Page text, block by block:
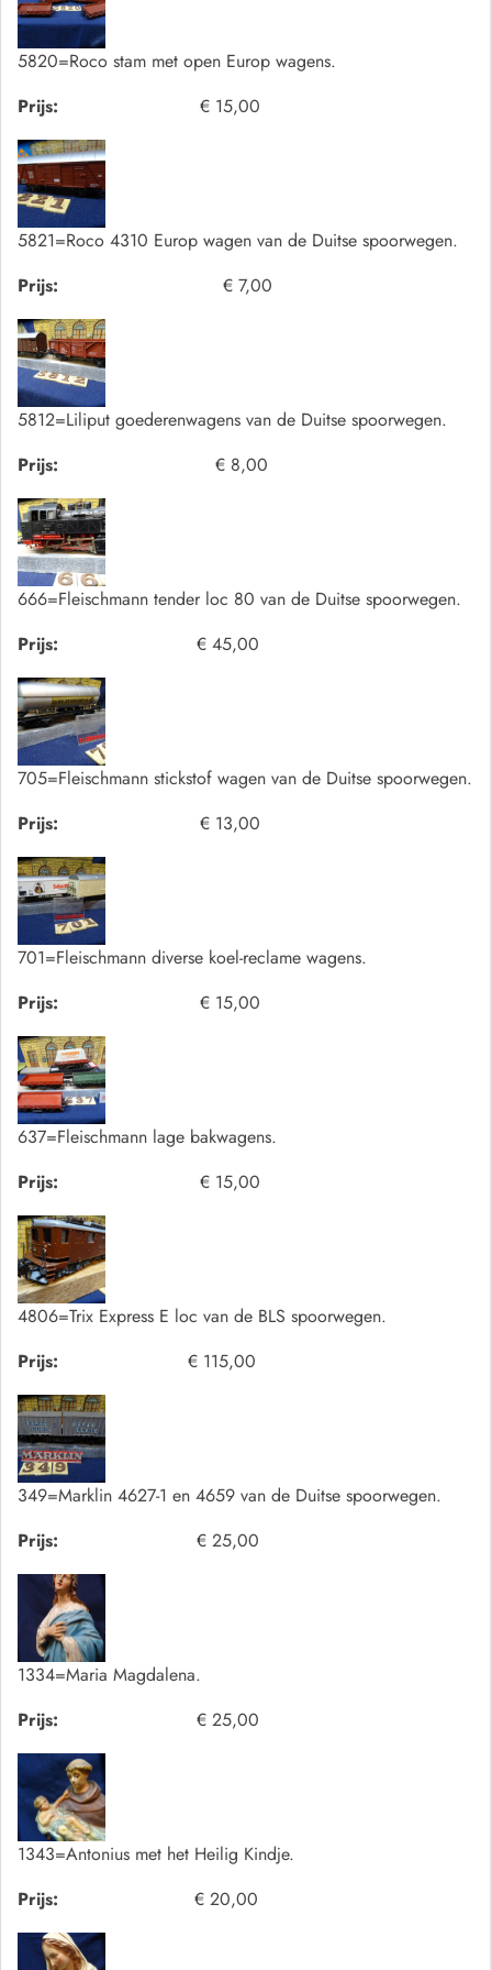
5820=Roco stam met open Europ wagens.
Prijs:
€ 15,00
5821=Roco 4310 Europ wagen van de Duitse spoorwegen.
Prijs:
€ 7,00
5812=Liliput goederenwagens van de Duitse spoorwegen.
Prijs:
€ 8,00
666=Fleischmann tender loc 80 van de Duitse spoorwegen.
Prijs:
€ 45,00
705=Fleischmann stickstof wagen van de Duitse spoorwegen.
Prijs:
€ 13,00
701=Fleischmann diverse koel-reclame wagens.
Prijs:
€ 15,00
637=Fleischmann lage bakwagens.
Prijs:
€ 15,00
4806=Trix Express E loc van de BLS spoorwegen.
Prijs:
€ 115,00
349=Marklin 4627-1 en 4659 van de Duitse spoorwegen.
Prijs:
€ 25,00
1334=Maria Magdalena.
Prijs:
€ 25,00
1343=Antonius met het Heilig Kindje.
Prijs:
€ 20,00